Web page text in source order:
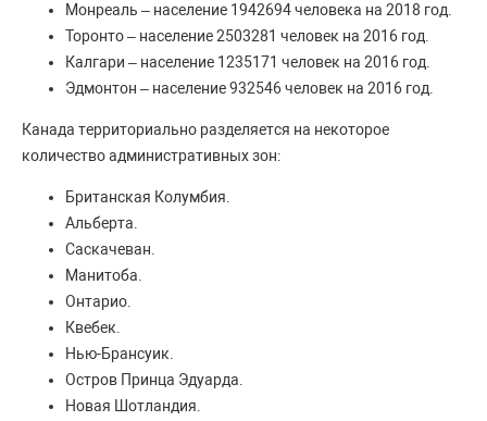
Монреаль – население 1942694 человека на 2018 год.
Торонто – население 2503281 человек на 2016 год.
Калгари – население 1235171 человек на 2016 год.
Эдмонтон – население 932546 человек на 2016 год.
Канада территориально разделяется на некоторое
количество административных зон:
Британская Колумбия.
Альберта.
Саскачеван.
Манитоба.
Онтарио.
Квебек.
Нью-Брансуик.
Остров Принца Эдуарда.
Новая Шотландия.